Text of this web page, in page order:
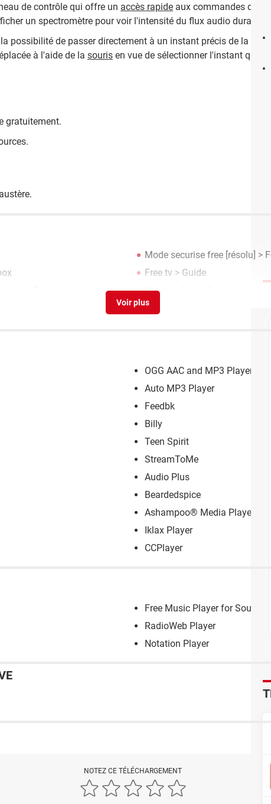
de contrôle qui offre un accès rapide aux commandes de
un spectromètre pour voir l'intensité du flux audio durant
possibilité de passer directement à un instant précis de la
à l'aide de la souris en vue de sélectionner l'instant que
gratuitement.
Mode securise free [résolu] >
Free tv > Guide
- Traitement de texte Numéro free
OGG AAC and MP3 Player
Auto MP3 Player
Feedbk
Billy
Teen Spirit
StreamToMe
Audio Plus
Beardedspice
Ashampoo® Media Player+
Iklax Player
CCPlayer
Free Music Player for
RadioWeb Player
Notation Player
NOTEZ CE TÉLÉCHARGEMENT